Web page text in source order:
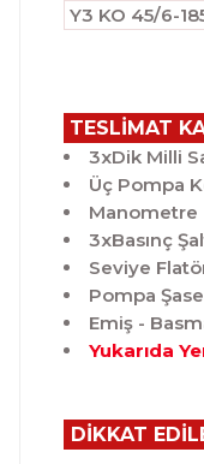
Y3 KO 45/6-
TESLİMAT
3xDik Milli
Üç Pompa
Manometre
3xBasınç
Seviye
Pompa
Emiş -
Yukarıda
DİKKAT